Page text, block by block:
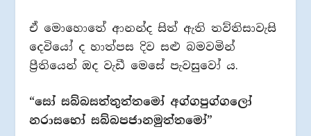
ඒ මොහොතේ ආනන්ද සිත් ඇති තව්තිසාවැසි
දෙවියෝ ද හාත්පස දිව සළු බමවමින්
ප්‍රීතියෙන් ඔද වැඩී මෙසේ පැවසුවෝ ය.
“සෝ සබ්බසත්තුත්තමෝ අග්ගපුග්ගලෝ
නරාසභෝ සබ්බපජානමුත්තමෝ”